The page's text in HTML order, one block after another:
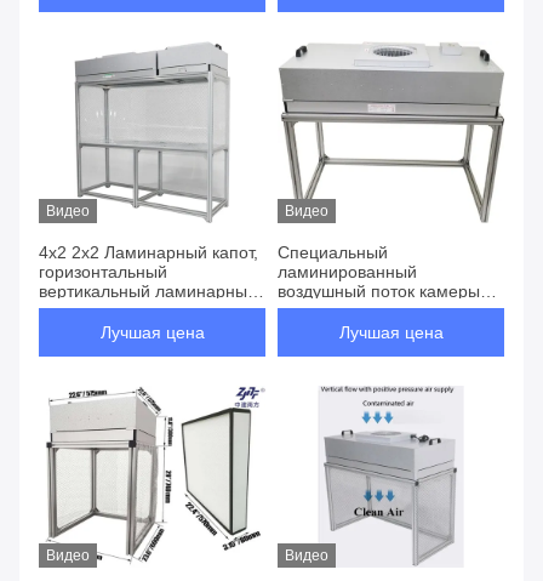
Видео
4x2 2x2 Ламинарный капот,
горизонтальный
вертикальный ламинарный
капот
Лучшая цена
Видео
Специальный
ламинированный
воздушный поток камеры
стеклянного микроволокна
чистой скамейки 1175 * 575
Лучшая цена
Видео Видео